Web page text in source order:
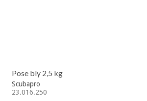
Pose bly 2,5 kg
Scubapro
23.016.250